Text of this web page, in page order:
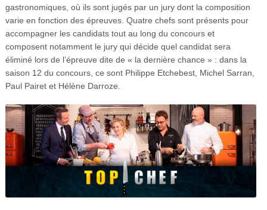
gastronomiques, où ils sont jugés par un jury dont la composition
varie en fonction des épreuves. Quatre chefs sont présents pour
accompagner les candidats tout au long du concours et
composent notamment le jury qui décide quel candidat sera
éliminé lors de l’épreuve dite de « la dernière chance » : dans la
saison 12 du concours, ce sont Philippe Etchebest, Michel Sarran,
Paul Pairet et Hélène Darroze.